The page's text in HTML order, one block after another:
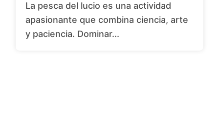
La pesca del lucio es una actividad
apasionante que combina ciencia, arte
y paciencia. Dominar...